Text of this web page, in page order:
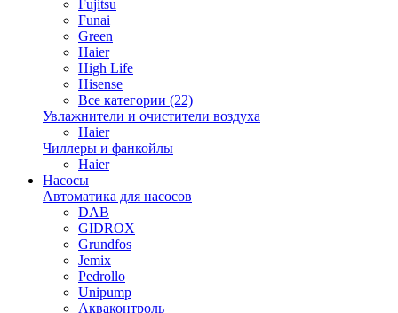
Fujitsu
Funai
Green
Haier
High Life
Hisense
Все категории (22)
Увлажнители и очистители воздуха
Haier
Чиллеры и фанкойлы
Haier
Насосы
Автоматика для насосов
DAB
GIDROX
Grundfos
Jemix
Pedrollo
Unipump
Акваконтроль